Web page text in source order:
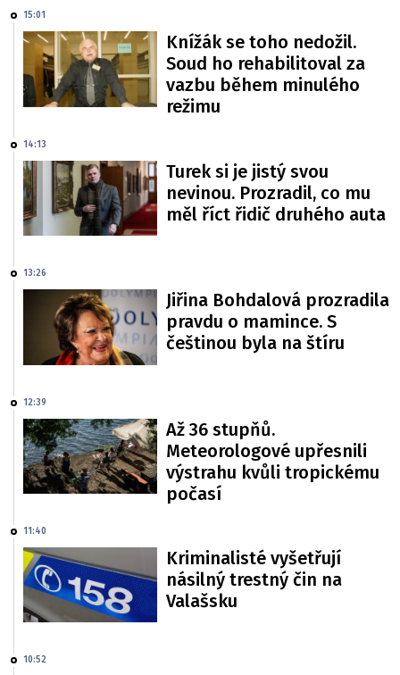
15:01
Knížák se toho nedožil.
Soud ho rehabilitoval za
vazbu během minulého
režimu
14:13
Turek si je jistý svou
nevinou. Prozradil, co mu
měl říct řidič druhého auta
13:26
Jiřina Bohdalová prozradila
pravdu o mamince. S
češtinou byla na štíru
12:39
Až 36 stupňů.
Meteorologové upřesnili
výstrahu kvůli tropickému
počasí
11:40
Kriminalisté vyšetřují
násilný trestný čin na
Valašsku
10:52